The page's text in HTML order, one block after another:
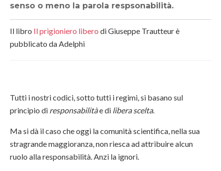
senso o meno la parola respsonabilità.
Il libro Il prigioniero libero diGiuseppe Trautteur è
pubblicato da Adelphi
Tutti i nostri codici, sotto tutti i regimi, si basano sul
principio di responsabilitàe di libera scelta.
Ma si dà il caso che oggi la comunità scientifica, nella sua
stragrande maggioranza, non riesca ad attribuire alcun
ruolo alla responsabilità. Anzi la ignori.